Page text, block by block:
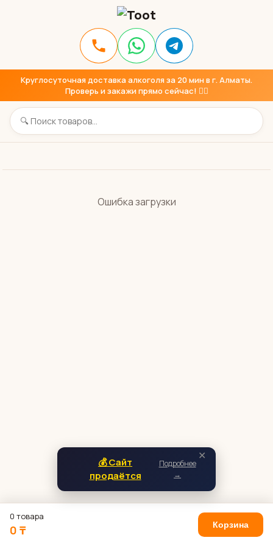
Круглосуточная доставка алкоголя за 20 мин в г. Алматы.
Проверь и закажи прямо сейчас! 👇🏼
Ошибка загрузки
✕
💰 Сайт
продаётся
Подробнее
→
0 товара
0 ₸ Корзина